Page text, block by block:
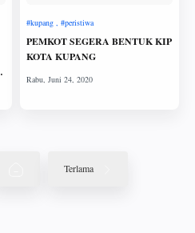
PEMKOT SEGERA BENTUK KIP
KOTA KUPANG
Terlama